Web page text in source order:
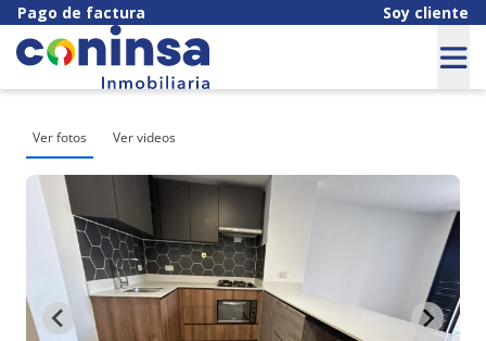
Pago de factura Soy cliente
Ver fotos Ver videos